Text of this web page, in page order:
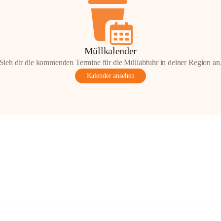
Müllkalender
dir die kommenden Termine für die Müllabfuhr in deiner Region
Kalender ansehen